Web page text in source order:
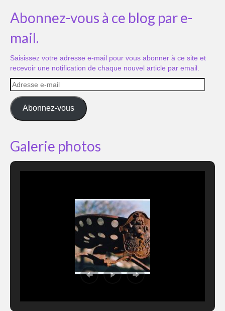
Abonnez-vous à ce blog par e-
mail.
Saisissez votre adresse e-mail pour vous abonner à ce site et
recevoir une notification de chaque nouvel article par email.
Adresse
e-
mail
Abonnez-vous
Galerie photos